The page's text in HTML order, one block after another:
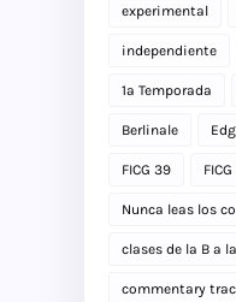
experimental
independiente
1a Temporada
Berlinale
FICG 39 FICG
Nunca leas los
clases de la B a
commentary